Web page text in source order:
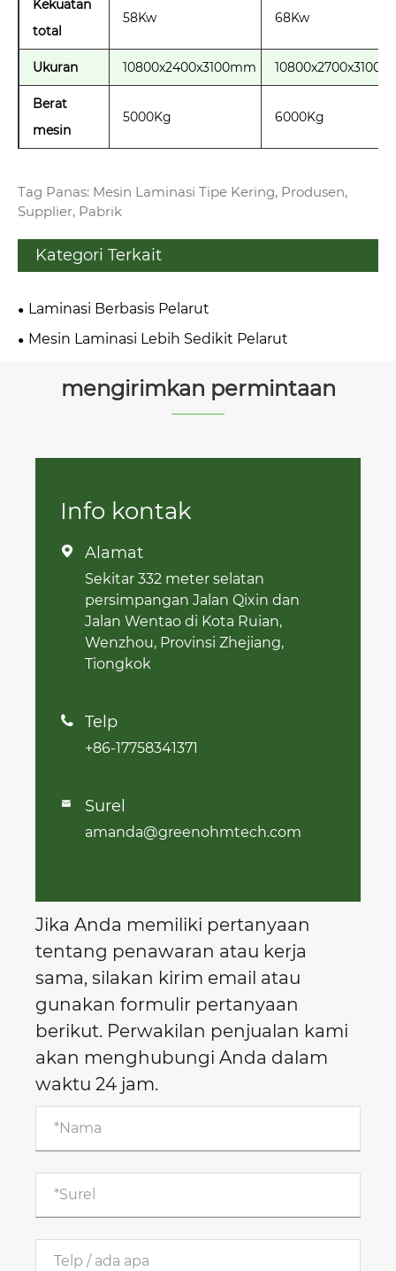
Kekuatan
total
58Kw 68Kw
Ukuran 10800x2400x3100mm
Berat
mesin
5000Kg 6000Kg
Tag Panas: Mesin Laminasi Tipe Kering, Produsen,
Supplier, Pabrik
Kategori Terkait
Laminasi Berbasis Pelarut
Mesin Laminasi Lebih Sedikit Pelarut
mengirimkan permintaan
Info kontak
 Alamat
Sekitar 332 meter selatan
persimpangan Jalan Qixin dan
Jalan Wentao di Kota Ruian,
Wenzhou, Provinsi Zhejiang,
Tiongkok
 Telp
+86-17758341371
 Surel
amanda@greenohmtech.com
Jika Anda memiliki pertanyaan
tentang penawaran atau kerja
sama, silakan kirim email atau
gunakan formulir pertanyaan
berikut. Perwakilan penjualan kami
akan menghubungi Anda dalam
waktu 24 jam.